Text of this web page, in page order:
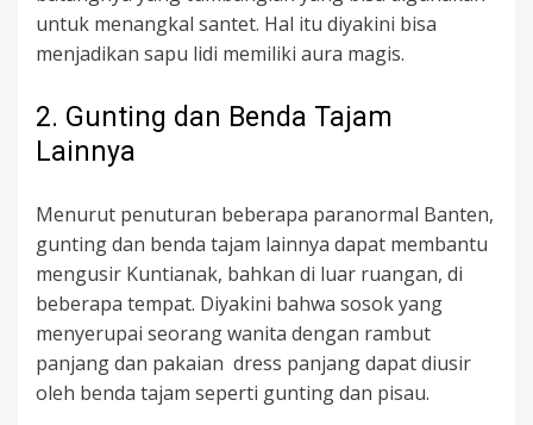
untuk menangkal santet. Hal itu diyakini bisa
menjadikan sapu lidi memiliki aura magis.
2. Gunting dan Benda Tajam
Lainnya
Menurut penuturan beberapa paranormal Banten,
gunting dan benda tajam lainnya dapat membantu
mengusir Kuntianak, bahkan di luar ruangan, di
beberapa tempat. Diyakini bahwa sosok yang
menyerupai seorang wanita dengan rambut
panjang dan pakaian dress panjang dapat diusir
oleh benda tajam seperti gunting dan pisau.